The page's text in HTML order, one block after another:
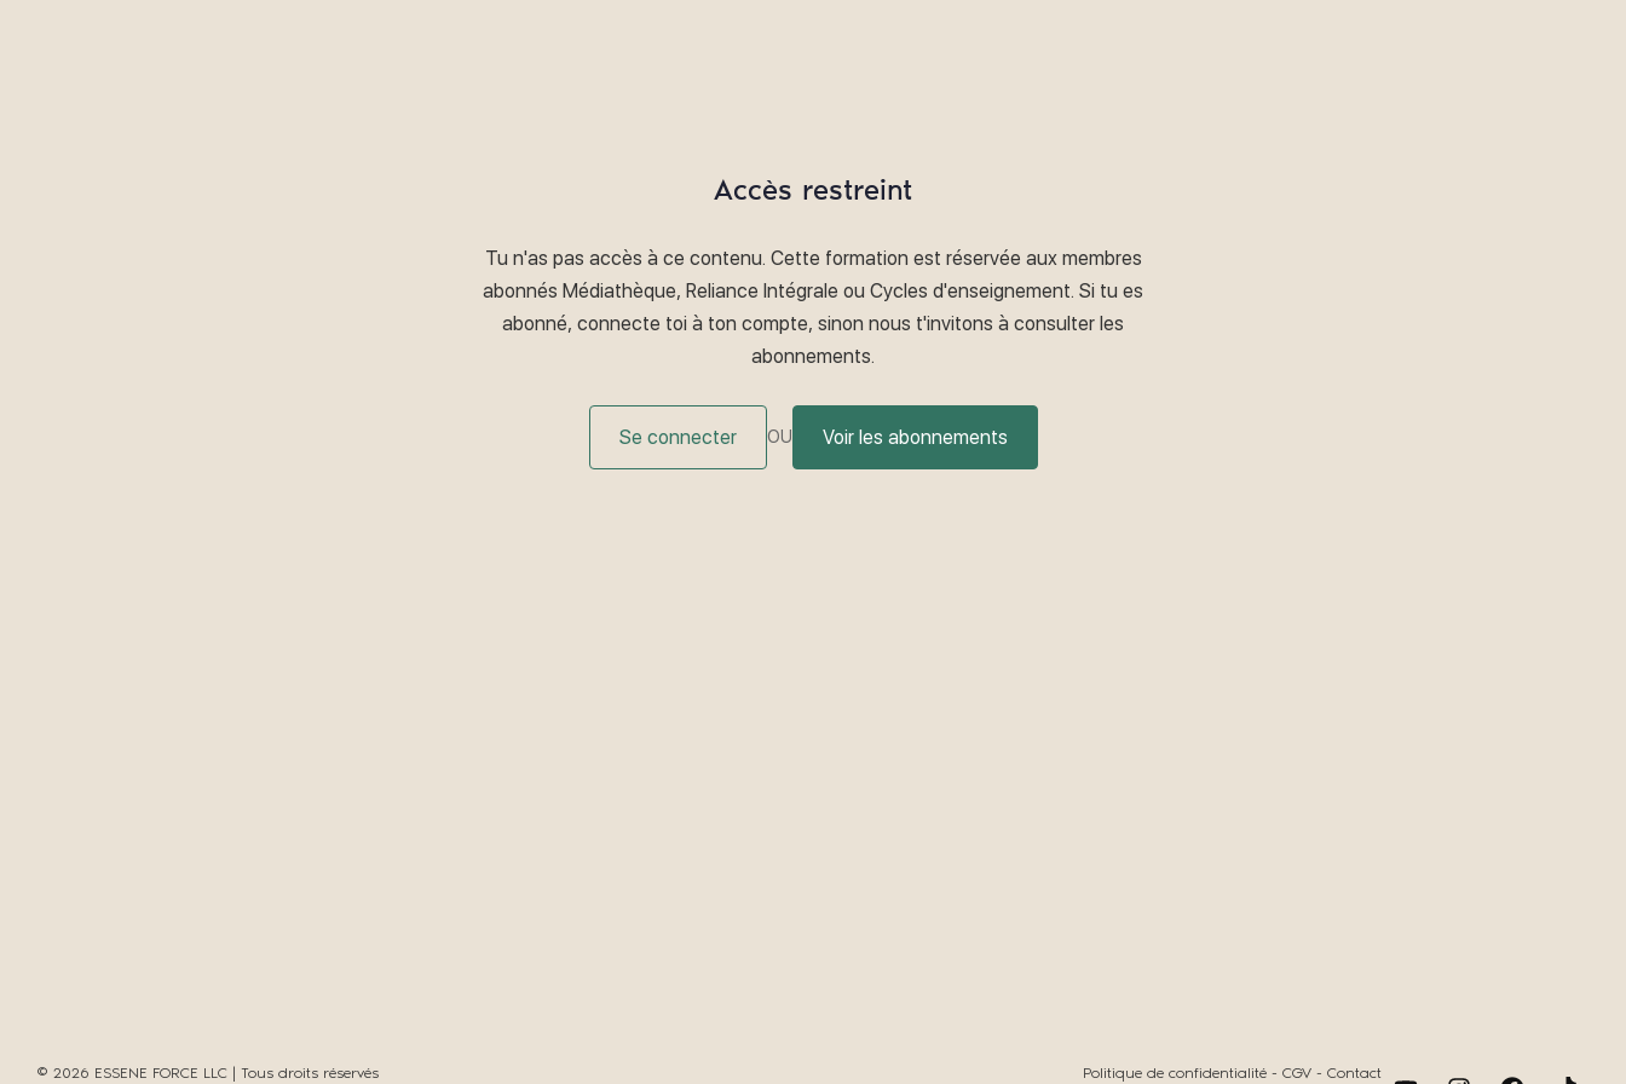
Accès restreint
Tu n'as pas accès à ce contenu. Cette formation est réservée aux membres
abonnés Médiathèque, Reliance Intégrale ou Cycles d'enseignement. Si tu es
abonné, connecte toi à ton compte, sinon nous t'invitons à consulter les
abonnements.
Se connecter OU Voir les abonnements
© 2026 ESSENE FORCE LLC | Tous droits réservés Politique de confidentialité - CGV - Contact